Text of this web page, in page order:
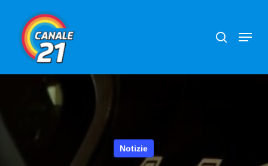
main
content
Menu
Notizie